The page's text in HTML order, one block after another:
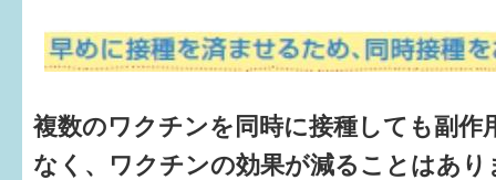
複数のワクチンを同時に接種しても副作
なく、ワクチンの効果が減ることはあり